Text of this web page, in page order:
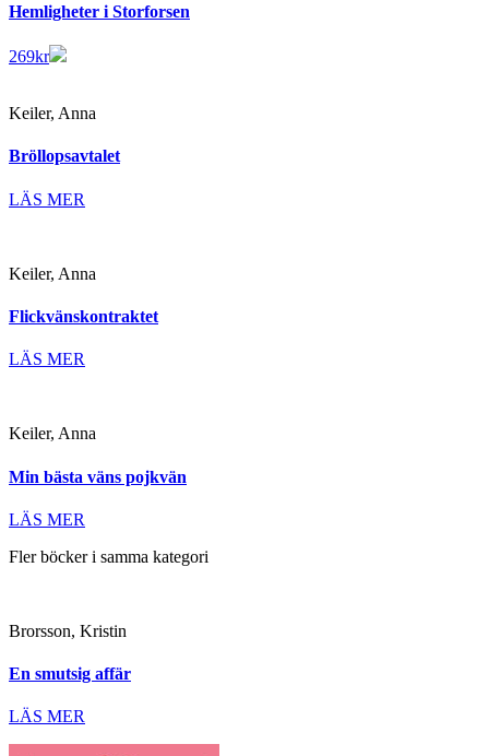
Hemligheter i Storforsen
269kr
Keiler, Anna
Bröllopsavtalet
LÄS MER
Keiler, Anna
Flickvänskontraktet
LÄS MER
Keiler, Anna
Min bästa väns pojkvän
LÄS MER
Fler böcker i samma kategori
Brorsson, Kristin
En smutsig affär
LÄS MER